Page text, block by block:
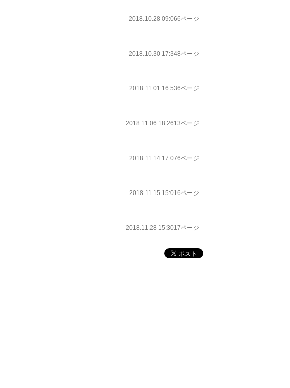
2018.10.28 09:066ページ
2018.10.30 17:348ページ
2018.11.01 16:536ページ
2018.11.06 18:2613ページ
2018.11.14 17:076ページ
2018.11.15 15:016ページ
2018.11.28 15:3017ページ